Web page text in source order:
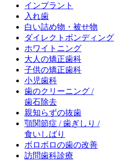
インプラント
入れ歯
白い詰め物・被せ物
ダイレクトボンディング
ホワイトニング
大人の矯正歯科
子供の矯正歯科
小児歯科
歯のクリーニング /
歯石除去
親知らずの抜歯
顎関節症 / 歯ぎしり /
食いしばり
ボロボロの歯の改善
訪問歯科診療